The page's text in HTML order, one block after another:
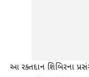
આ રક્તદાન શિબિરના